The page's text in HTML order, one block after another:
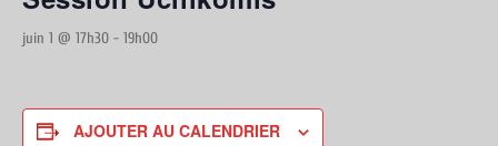
juin 1 @ 17h30 - 19h00
AJOUTER AU CALENDRIER